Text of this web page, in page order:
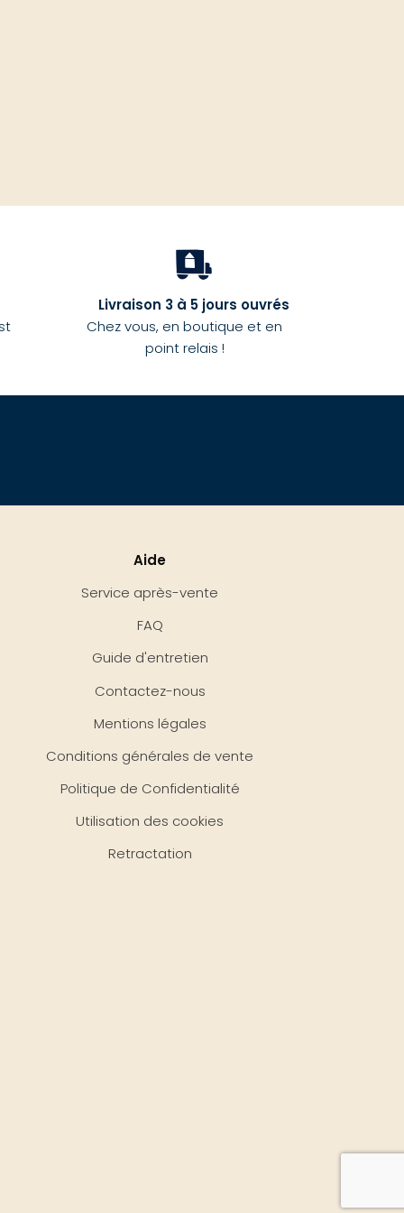
Livraison 3 à 5 jours ouvrés
Chez vous, en boutique et en
point relais !
Aide
Service après-vente
FAQ
Guide d'entretien
Contactez-nous
Mentions légales
Conditions générales de vente
Politique de Confidentialité
Utilisation des cookies
Retractation